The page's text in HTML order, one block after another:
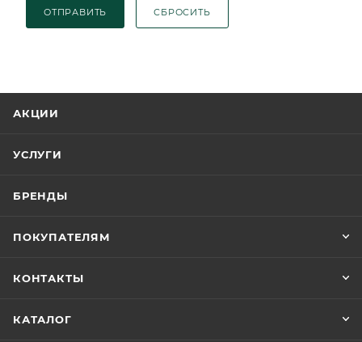
ОТПРАВИТЬ СБРОСИТЬ
АКЦИИ
УСЛУГИ
БРЕНДЫ
ПОКУПАТЕЛЯМ
КОНТАКТЫ
КАТАЛОГ